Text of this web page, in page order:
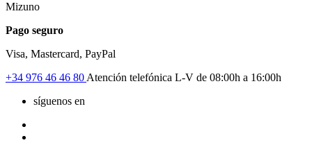
Mizuno
Pago seguro
Visa, Mastercard, PayPal
+34 976 46 46 80 Atención telefónica L-V de 08:00h a 16:00h
síguenos en